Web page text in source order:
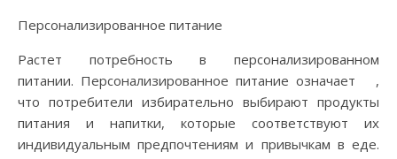
Персонализированное питание
Растет потребность в персонализированном
питании. Персонализированное питание означает ,
что потребители избирательно выбирают продукты
питания и напитки, которые соответствуют их
индивидуальным предпочтениям и привычкам в еде.